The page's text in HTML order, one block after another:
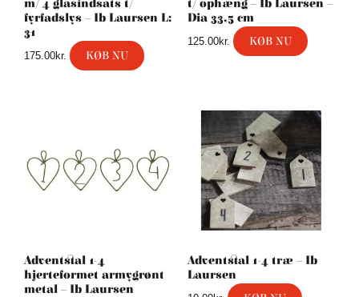
m/ 4 glasindsats t/
fyrfadslys – Ib Laursen L:
31
175.00kr. KØB NU
t/ ophæng – Ib Laursen –
Dia 33,5 cm
125.00kr. KØB NU
Adventstal 1-4
hjerteformet armygrønt
metal – Ib Laursen
Adventstal 1-4 træ – Ib
Laursen